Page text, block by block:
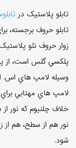
تابلو پلاستيک در
تابلو حروف برجسته،
زوار حروف نئو
پلکسي گلس است، از
وسيله لامپ هاي اس.
لامپ هاي مهتابي
خلاف چلنيوم که نور
نور هم از سطح، هم از
شود.